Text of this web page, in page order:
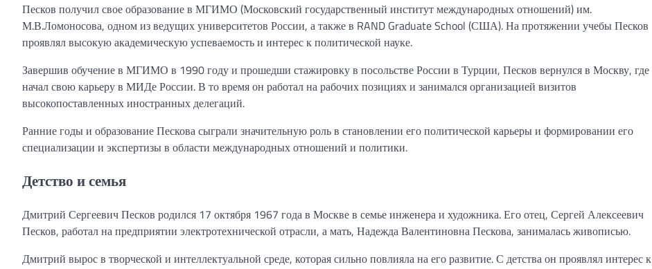
Песков получил свое образование в МГИМО (Московский государственный институт международных отношений) им.
М.В.Ломоносова, одном из ведущих университетов России, а также в RAND Graduate School (США). На протяжении учебы Песков
проявлял высокую академическую успеваемость и интерес к политической науке.
Завершив обучение в МГИМО в 1990 году и прошедши стажировку в посольстве России в Турции, Песков вернулся в Москву, где
начал свою карьеру в МИДе России. В то время он работал на рабочих позициях и занимался организацией визитов
высокопоставленных иностранных делегаций.
Ранние годы и образование Пескова сыграли значительную роль в становлении его политической карьеры и формировании его
специализации и экспертизы в области международных отношений и политики.
Детство и семья
Дмитрий Сергеевич Песков родился 17 октября 1967 года в Москве в семье инженера и художника. Его отец, Сергей Алексеевич
Песков, работал на предприятии электротехнической отрасли, а мать, Надежда Валентиновна Пескова, занималась живописью.
Дмитрий вырос в творческой и интеллектуальной среде, которая сильно повлияла на его развитие. С детства он проявлял интерес к